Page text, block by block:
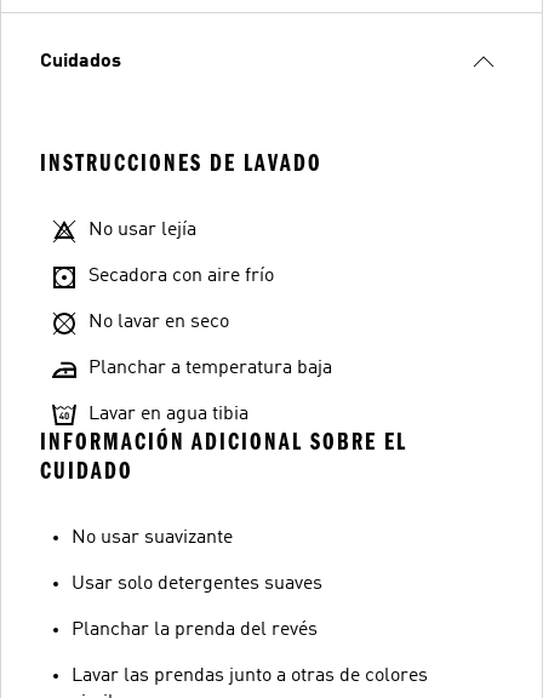
Cuidados
INSTRUCCIONES DE LAVADO
No usar lejía
Secadora con aire frío
No lavar en seco
Planchar a temperatura baja
Lavar en agua tibia
INFORMACIÓN ADICIONAL SOBRE EL
CUIDADO
No usar suavizante
Usar solo detergentes suaves
Planchar la prenda del revés
Lavar las prendas junto a otras de colores